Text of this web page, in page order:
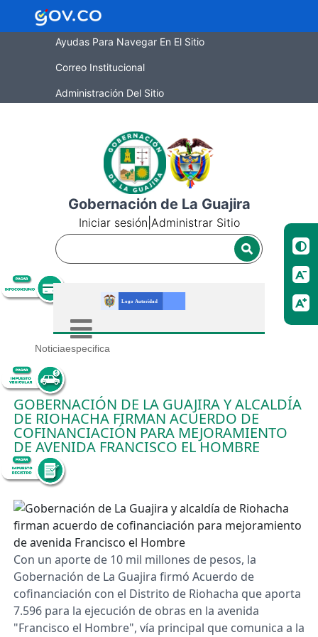
Ayudas Para Navegar En El Sitio
Correo Institucional
Administración Del Sitio
Gobernación de La Guajira
Iniciar sesión Administrar Sitio
Noticiaespecifica
GOBERNACIÓN DE LA GUAJIRA Y ALCALDÍA
DE RIOHACHA FIRMAN ACUERDO DE
COFINANCIACIÓN PARA MEJORAMIENTO
DE AVENIDA FRANCISCO EL HOMBRE
9/8/2022
Con un aporte de 10 mil millones de pesos, la
Gobernación de La Guajira firmó Acuerdo de
cofinanciación con el Distrito de Riohacha que aporta
7.596 para la ejecución de obras en la avenida
"Francisco el Hombre", vía principal que comunica a la